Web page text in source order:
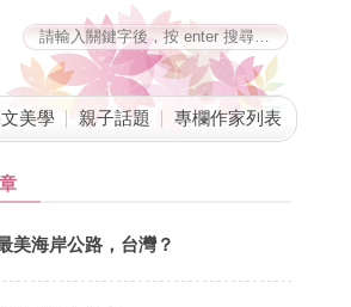
美學 親子話題 專欄作家列表
新竹 關西小鎮竹16鄉道單車逍遙遊 愜
作者：肉魯新竹關西小鎮竹16鄉道單車逍遙
隨綿延壯闊山景，順道一遊臺紅茶業文化館
美海岸公路，台灣？